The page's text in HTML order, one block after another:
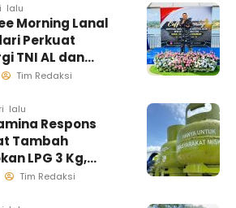
lalu
Morning Lanal
Perkuat
TNI AL dan
Pers Wujudkan
Tim Redaksi
lalu
Respons
Tambah
LPG 3 Kg,
Penyaluran di
Tim Redaksi